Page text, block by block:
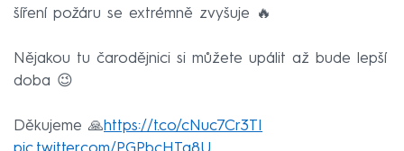
šíření požáru se extrémně zvyšuje 🔥
Nějakou tu čarodějnici si můžete upálit až bude lepší
doba 😉
Děkujeme 🙏https://t.co/cNuc7Cr3TI